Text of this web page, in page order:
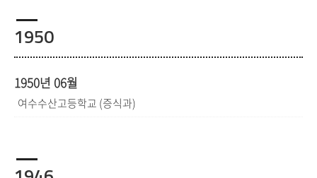
1950
1950년 06월
여수수산고등학교 (증식과)